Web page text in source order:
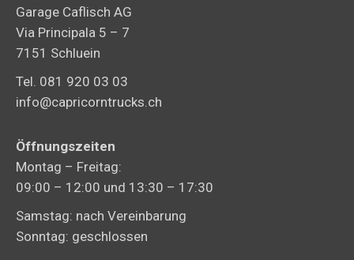
Garage Caflisch AG
Via Principala 5 – 7
7151 Schluein
Tel. 081 920 03 03
info@capricorntrucks.ch
Öffnungszeiten
Montag – Freitag:
09:00 – 12:00 und 13:30 – 17:30
Samstag: nach Vereinbarung
Sonntag: geschlossen